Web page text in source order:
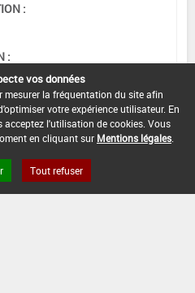
:
:
vos données
la fréquentation du site afin
votre expérience utilisateur. En
l'utilisation de cookies. Vous
en cliquant sur Mentions légales
Tout refuser